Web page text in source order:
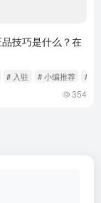
技巧是什么？在
# 入驻 # 小编推荐 # 拼
354